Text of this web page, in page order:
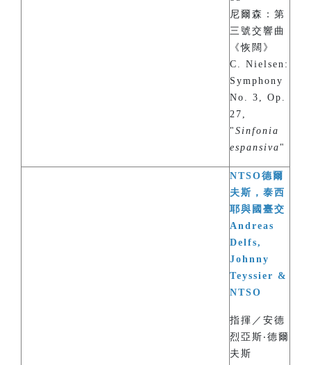
尼爾森：第
三號交響曲
《恢闊》
C. Nielsen:
Symphony
No. 3, Op.
27,
" Sinfonia
espansiva "
NTSO德爾
夫斯，泰西
耶與國臺交
Andreas
Delfs,
Johnny
Teyssier &
NTSO
指揮／安德
烈亞斯‧德爾
夫斯